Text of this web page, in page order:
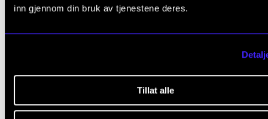
inn gjennom din bruk av tjenestene deres.
Tillat alle
Avsluttende vurdering
Alle arbeidskrav i emnet må være godkjent for at